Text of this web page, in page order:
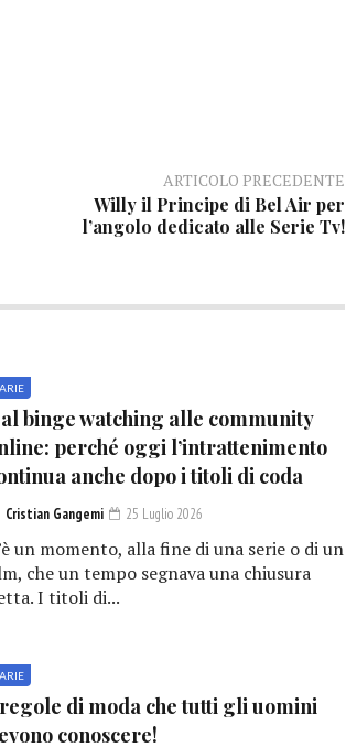
ARTICOLO PRECEDENTE
Willy il Principe di Bel Air per
l’angolo dedicato alle Serie Tv!
binge watching alle community
perché oggi l’intrattenimento
anche dopo i titoli di coda
Cristian Gangemi 25 Luglio 2026
un momento, alla fine di una serie o di un
che un tempo segnava una chiusura
I titoli di...
di moda che tutti gli uomini
conoscere!